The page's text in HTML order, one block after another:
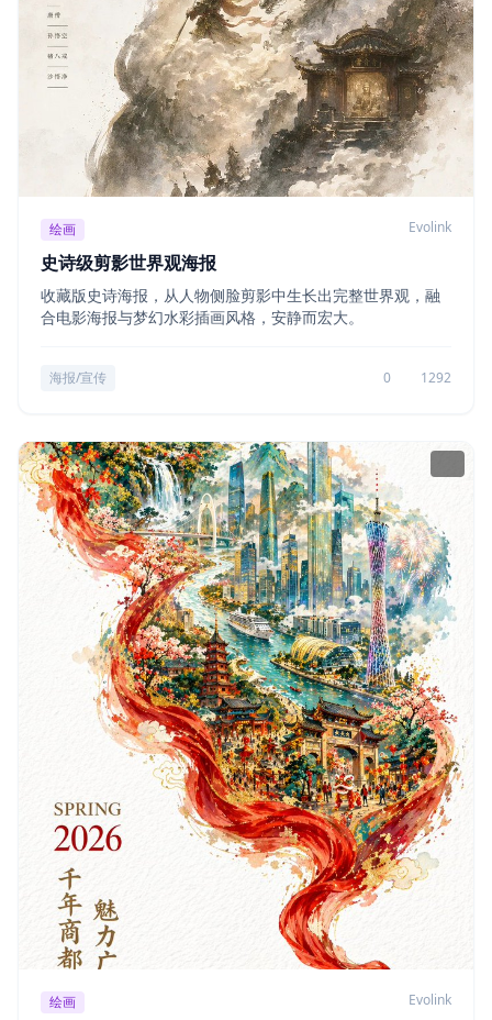
绘画 Evolink
史诗级剪影世界观海报
收藏版史诗海报，从人物侧脸剪影中生长出完整世界观，融
合电影海报与梦幻水彩插画风格，安静而宏大。
海报/宣传 0 1292
绘画 Evolink